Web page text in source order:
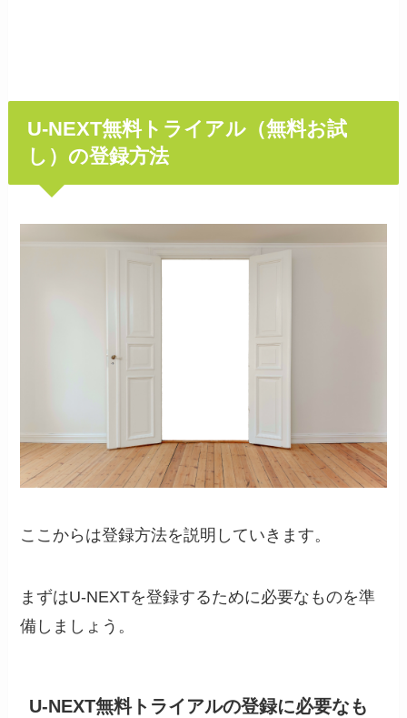
U-NEXT無料トライアル（無料お試
し）の登録方法
ここからは登録方法を説明していきます。
まずはU-NEXTを登録するために必要なものを準
備しましょう。
U-NEXT無料トライアルの登録に必要なも